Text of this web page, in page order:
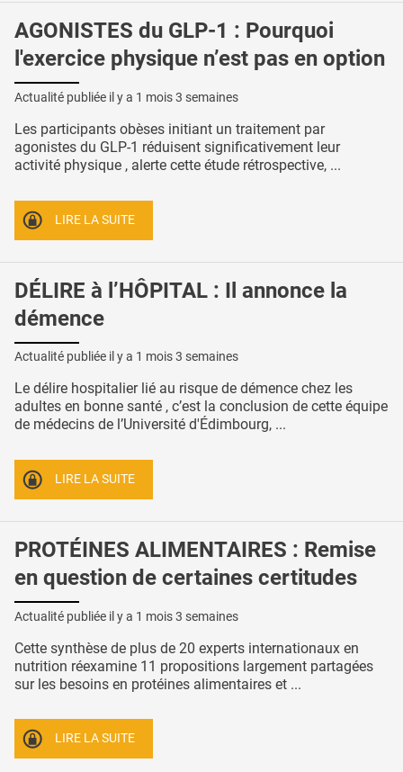
AGONISTES du GLP-1 : Pourquoi
l'exercice physique n’est pas en option
Actualité publiée il y a 1 mois 3 semaines
Les participants obèses initiant un traitement par
agonistes du GLP-1 réduisent significativement leur
activité physique , alerte cette étude rétrospective, ...
LIRE LA SUITE
DÉLIRE à l’HÔPITAL : Il annonce la
démence
Actualité publiée il y a 1 mois 3 semaines
Le délire hospitalier lié au risque de démence chez les
adultes en bonne santé , c’est la conclusion de cette équipe
de médecins de l’Université d'Édimbourg, ...
LIRE LA SUITE
PROTÉINES ALIMENTAIRES : Remise
en question de certaines certitudes
Actualité publiée il y a 1 mois 3 semaines
Cette synthèse de plus de 20 experts internationaux en
nutrition réexamine 11 propositions largement partagées
sur les besoins en protéines alimentaires et ...
LIRE LA SUITE